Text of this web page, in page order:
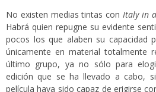
No existen medias tintas con Italy in
Habrá quien repugne su evidente
pocos los que alaben su capacidad
únicamente en material totalmente
último grupo, ya no sólo para
edición que se ha llevado a cabo,
película haya sido capaz de erigirse